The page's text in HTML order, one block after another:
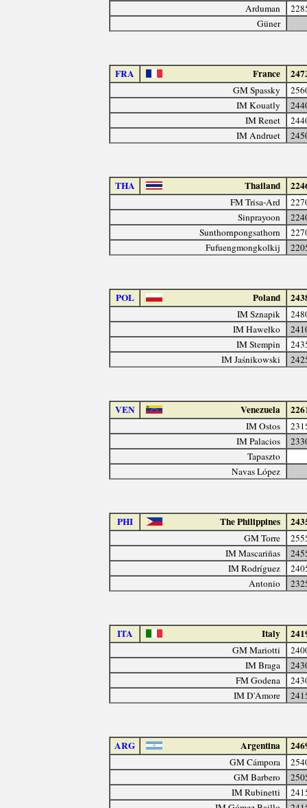
Arduman
Güner
FRA France
GM Spassky
IM Kouatly
IM Renet
IM Andruet
THA Thailand
FM Trisa-Ard
Sinprayoon
Sunthornpongsathorn
Fufuengmongkolkij
POL Poland
IM Sznapik
IM Hawełko
IM Stempin
IM Jaśnikowski
VEN Venezuela
IM Ostos
IM Palacios
Tapaszto
Navas López
PHI The Philippines
GM Torre
IM Mascariñas
IM Rodríguez
Antonio
ITA Italy
GM Mariotti
IM Braga
FM Godena
IM D'Amore
ARG Argentina
GM Cámpora
GM Barbero
IM Rubinetti